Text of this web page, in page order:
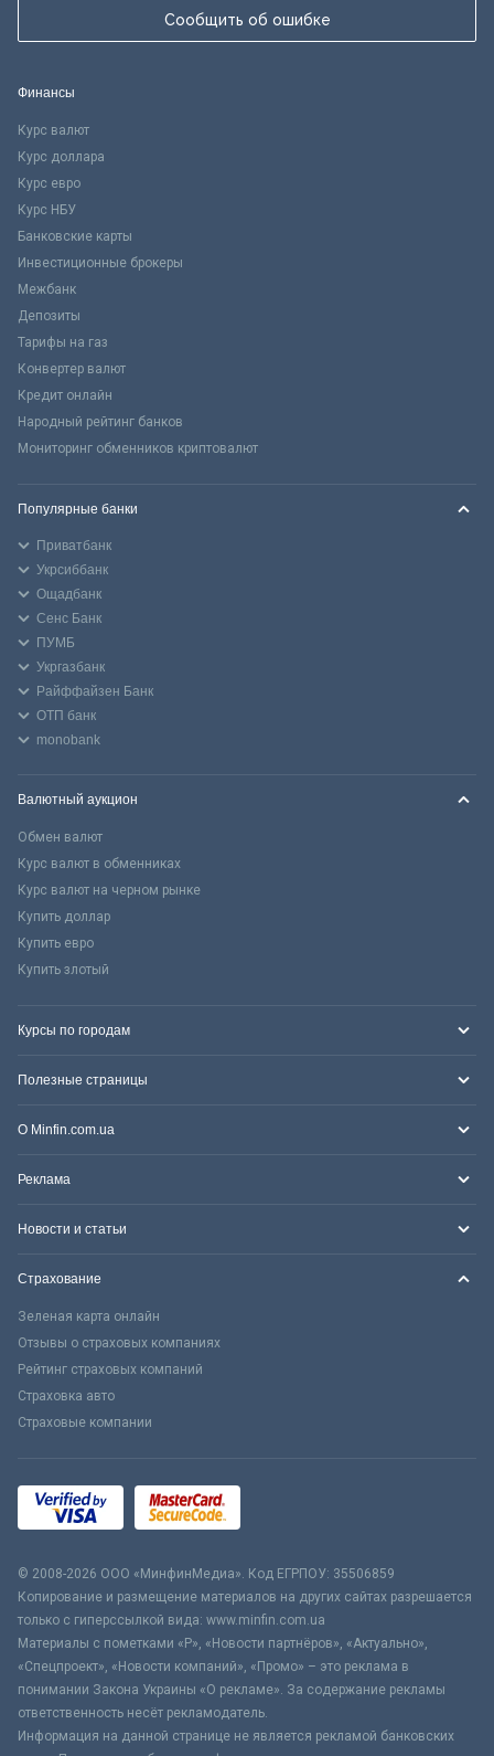
Сообщить об ошибке
Финансы
Курс валют
Курс доллара
Курс евро
Курс НБУ
Банковские карты
Инвестиционные брокеры
Межбанк
Депозиты
Тарифы на газ
Конвертер валют
Кредит онлайн
Народный рейтинг банков
Мониторинг обменников криптовалют
Популярные банки
Приватбанк
Укрсиббанк
Ощадбанк
Сенс Банк
ПУМБ
Укргазбанк
Райффайзен Банк
ОТП банк
monobank
Валютный аукцион
Обмен валют
Курс валют в обменниках
Курс валют на черном рынке
Купить доллар
Купить евро
Купить злотый
Курсы по городам
Полезные страницы
О Minfin.com.ua
Реклама
Новости и статьи
Страхование
Зеленая карта онлайн
Отзывы о страховых компаниях
Рейтинг страховых компаний
Страховка авто
Страховые компании
© 2008-2026 ООО «МинфинМедиа». Код ЕГРПОУ: 35506859
Копирование и размещение материалов на других сайтах разрешается
только с гиперссылкой вида: www.minfin.com.ua
Материалы с пометками «Р», «Новости партнёров», «Актуально»,
«Спецпроект», «Новости компаний», «Промо» – это реклама в
понимании Закона Украины «О рекламе». За содержание рекламы
ответственность несёт рекламодатель.
Информация на данной странице не является рекламой банковских